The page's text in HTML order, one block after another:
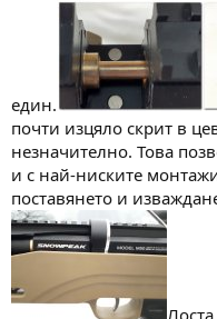
един.
почти изцяло скрит в
незначително. Това
и с най-ниските
поставянето и